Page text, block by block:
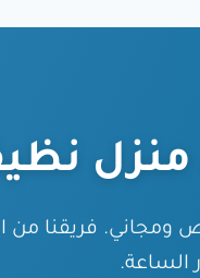
فريقنا من
الساعة.